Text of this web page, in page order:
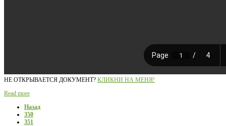
НЕ ОТКРЫВАЕТСЯ ДОКУМЕНТ? КЛИКНИ НА МЕНЯ!
Read more
Назад
350
351